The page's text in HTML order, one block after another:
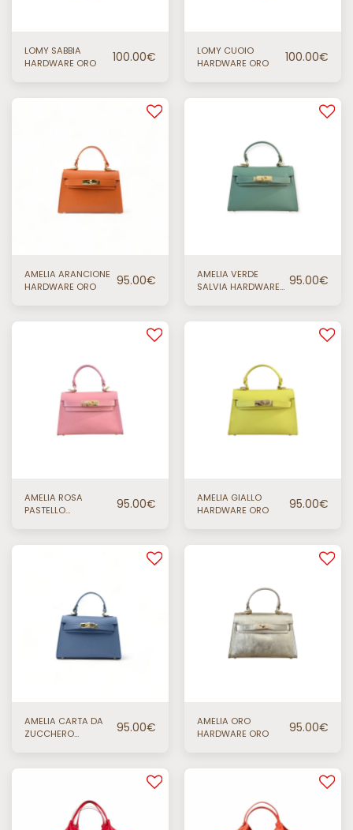
LOMY SABBIA
HARDWARE ORO
100.00€
LOMY CUOIO
HARDWARE ORO
100.00€
AMELIA ARANCIONE
HARDWARE ORO
95.00€
AMELIA VERDE
SALVIA HARDWARE
95.00€
AMELIA ROSA
PASTELLO
95.00€
AMELIA GIALLO
HARDWARE ORO
95.00€
AMELIA CARTA DA
ZUCCHERO
95.00€
AMELIA ORO
HARDWARE ORO
95.00€